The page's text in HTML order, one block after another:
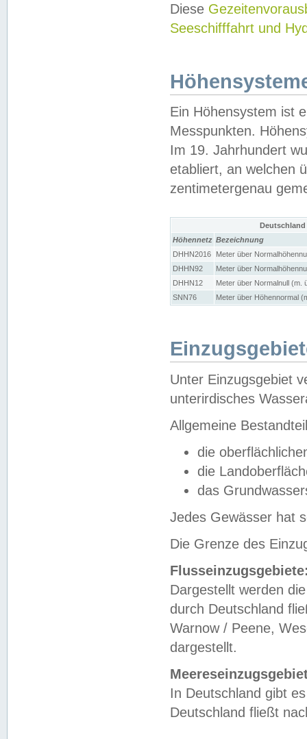
Diese
Seeschifffahrt und
Ein Höhensystem ist
Messpunkten.
Im 19. Jahrhundert
etabliert, an welchen
zentimetergenau
Höhennetz Bezeichnung
DHHN2016
Meter über
DHHN92
Meter über
DHHN12
Meter über Normalnull (m.
SNN76
Meter über Höhennormal
Unter Einzugsgebiet
unterirdisches
Allgemeine
die
die
das
Jedes Gewässer hat
Die Grenze des
Dargestellt werden
durch Deutschland
Warnow / Peene,
dargestellt.
In Deutschland gibt
Deutschland fließt